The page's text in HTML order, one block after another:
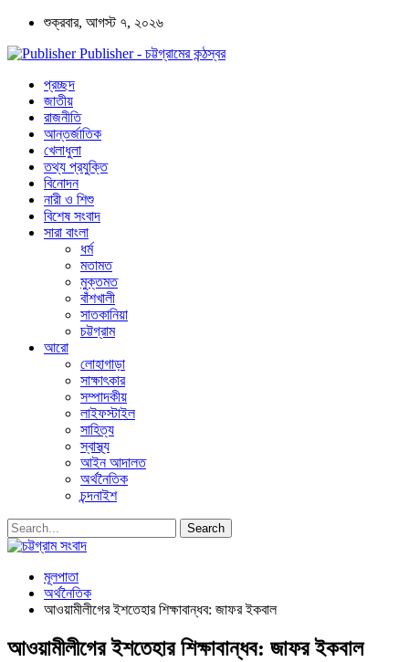
শুক্রবার, আগস্ট ৭, ২০২৬
Publisher - চট্টগ্রামের কন্ঠস্বর
প্রচ্ছদ
জাতীয়
রাজনীতি
আন্তর্জাতিক
খেলাধুলা
তথ্য প্রযুক্তি
বিনোদন
নারী ও শিশু
বিশেষ সংবাদ
সারা বাংলা
ধর্ম
মতামত
মুক্তমত
বাঁশখালী
সাতকানিয়া
চট্টগ্রাম
আরো
লোহাগাড়া
সাক্ষাৎকার
সম্পাদকীয়
লাইফস্টাইল
সাহিত্য
স্বাস্থ্য
আইন আদালত
অর্থনৈতিক
চন্দনাইশ
মূলপাতা
অর্থনৈতিক
আওয়ামীলীগের ইশতেহার শিক্ষাবান্ধব: জাফর ইকবাল
আওয়ামীলীগের ইশতেহার শিক্ষাবান্ধব: জাফর ইকবাল